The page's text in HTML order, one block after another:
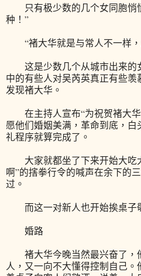
只有极少数的几个女同胞悄
种！”
“褚大华就是与常人不一样，
这是少数几个从城市出来的
中的有些人对吴芮英真正有些
发现褚大华。
在主持人宣布“为祝贺褚大华
愿他们婚姻美满，革命到底，
礼程序就算完成了。
大家就都坐了下来开始大吃
啊”的搳拳行令的喊声在余下的
过。
而这一对新人也开始挨桌子
婚路
褚大华今晚当然最兴奋了，
人，又一向不大懂得控制自己